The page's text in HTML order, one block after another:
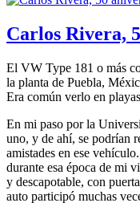
Carlos Rivera,
El VW Type 181 o más
la planta de Puebla,
Era común verlo en
En mi paso por la
uno, y de ahí, se podrían
amistades en ese
durante esa época de mi
y descapotable, con
auto participó muchas